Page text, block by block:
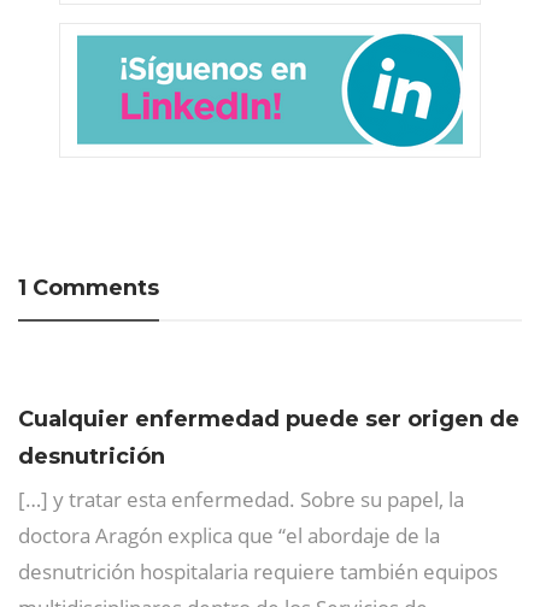
1 Comments
Cualquier enfermedad puede ser origen de
desnutrición
[…] y tratar esta enfermedad. Sobre su papel, la
doctora Aragón explica que “el abordaje de la
desnutrición hospitalaria requiere también equipos